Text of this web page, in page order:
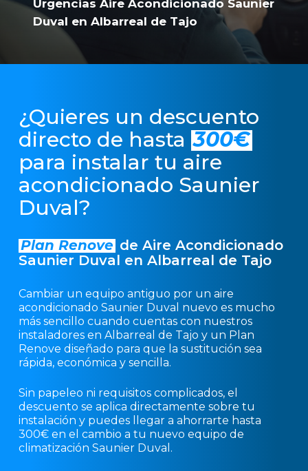
Urgencias Aire Acondicionado Saunier
Duval en Albarreal de Tajo
¿Quieres un descuento
directo de hasta 300€
para instalar tu aire
acondicionado Saunier
Duval?
Plan Renove de Aire Acondicionado
Saunier Duval en Albarreal de Tajo
Cambiar un equipo antiguo por un aire
acondicionado Saunier Duval nuevo es mucho
más sencillo cuando cuentas con nuestros
instaladores en Albarreal de Tajo y un Plan
Renove diseñado para que la sustitución sea
rápida, económica y sencilla.
Sin papeleo ni requisitos complicados, el
descuento se aplica directamente sobre tu
instalación y puedes llegar a ahorrarte hasta
300€ en el cambio a tu nuevo equipo de
climatización Saunier Duval.